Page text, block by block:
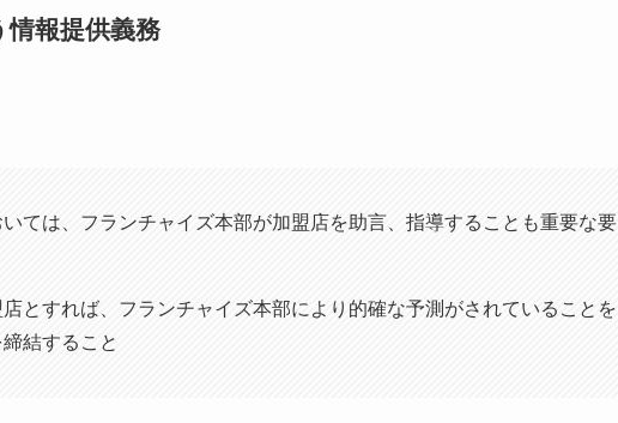
報提供義務
ては、フランチャイズ本部が加盟店を助言、指導することも重要な要
とすれば、フランチャイズ本部により的確な予測がされていることを
結すること